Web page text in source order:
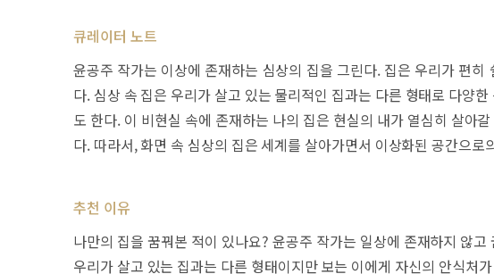
큐레이터 노트
윤공주 작가는 이상에 존재하는 심상의 집을 그린다. 집은 우리가 편
다. 심상 속 집은 우리가 살고 있는 물리적인 집과는 다른 형태로 다양
도 한다. 이 비현실 속에 존재하는 나의 집은 현실의 내가 열심히 살아
다. 따라서, 화면 속 심상의 집은 세계를 살아가면서 이상화된 공간으
추천 이유
나만의 집을 꿈꿔본 적이 있나요? 윤공주 작가는 일상에 존재하지 않
우리가 살고 있는 집과는 다른 형태이지만 보는 이에게 자신의 안식처